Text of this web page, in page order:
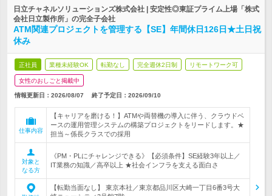
日立チャネルソリューションズ株式会社 | 安定性◎東証プライム上場「株式
会社日立製作所」の完全子会社
ATM関連プロジェクトを管理する【SE】年間休日126日★土日祝
休み
正社員 業種未経験OK 転勤なし 完全週休2日制 リモートワーク可
女性のおしごと掲載中
情報更新日：2026/08/07 終了予定日： 2026/09/10
仕事内容
【キャリアを磨ける！】ATMや両替機の導入に伴う、クラウドベ
ースの運用管理システムの構築プロジェクトをリードします。★
担当～係長クラスでの採用
対象と
なる方
《PM・PLにチャレンジできる》【必須条件】SE経験3年以上／
IT業務の知識／高卒以上 ★社会インフラを支える面白さ
【転勤当面なし】 東京本社／東京都品川区大崎一丁目6番3号大